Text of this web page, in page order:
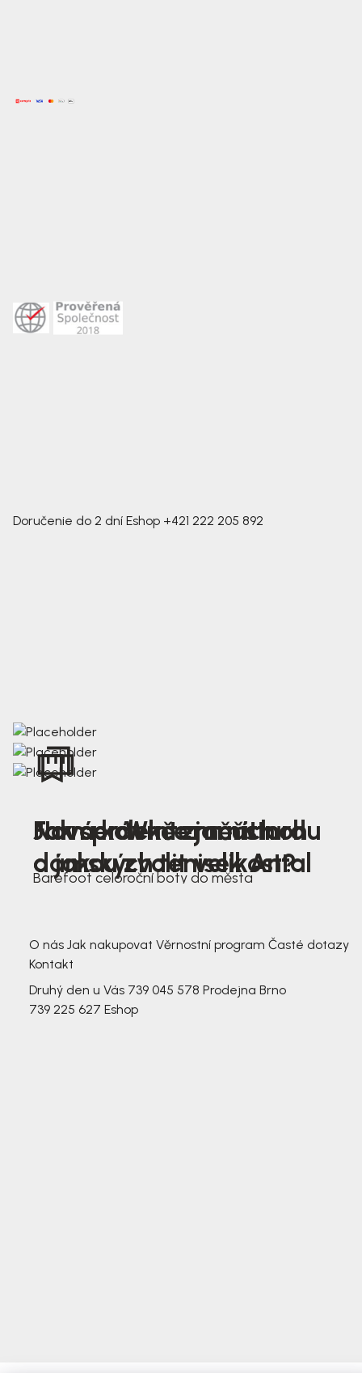
Doručenie do 2 dní Eshop +421 222 205 892
Nová kolekce jarních
dámských tenisek Antal
Jak správně změřit nohu
a jakou zvolit velikost?
Farmer Winter mustard
Barefoot celoroční boty do města
O nás Jak nakupovat Věrnostní program Časté dotazy
Kontakt
Druhý den u Vás 739 045 578 Prodejna Brno
739 225 627 Eshop